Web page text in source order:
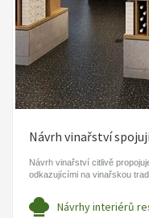
Návrh vinařství
Návrh vinařství citlivě
odkazujícími na vinařskou
Návrhy interiérů